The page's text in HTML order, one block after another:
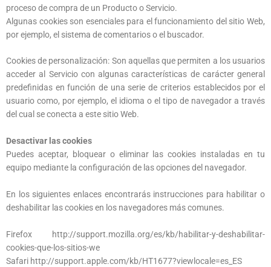
proceso de compra de un Producto o Servicio.
Algunas cookies son esenciales para el funcionamiento del sitio Web,
por ejemplo, el sistema de comentarios o el buscador.
Cookies de personalización: Son aquellas que permiten a los usuarios
acceder al Servicio con algunas características de carácter general
predefinidas en función de una serie de criterios establecidos por el
usuario como, por ejemplo, el idioma o el tipo de navegador a través
del cual se conecta a este sitio Web.
Desactivar las cookies
Puedes aceptar, bloquear o eliminar las cookies instaladas en tu
equipo mediante la configuración de las opciones del navegador.
En los siguientes enlaces encontrarás instrucciones para habilitar o
deshabilitar las cookies en los navegadores más comunes.
Firefox http://support.mozilla.org/es/kb/habilitar-y-deshabilitar-
cookies-que-los-sitios-we
Safari http://support.apple.com/kb/HT1677?viewlocale=es_ES